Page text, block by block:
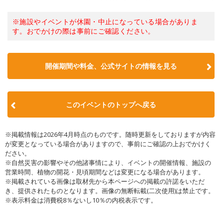
※施設やイベントが休園・中止になっている場合がありま
す。おでかけの際は事前にご確認ください。
開催期間や料金、公式サイトの情報を見る
このイベントのトップへ戻る
※掲載情報は2026年4月時点のものです。随時更新をしておりますが内容
が変更となっている場合がありますので、事前にご確認の上おでかけく
ださい。
※自然災害の影響やその他諸事情により、イベントの開催情報、施設の
営業時間、植物の開花・見頃期間などは変更になる場合があります。
※掲載されている画像は取材先から本ページへの掲載の許諾をいただ
き、提供されたものとなります。画像の無断転載(二次使用)は禁止です。
※表示料金は消費税8％ないし10％の内税表示です。